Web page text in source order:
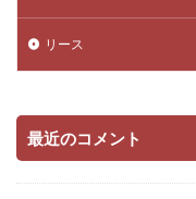
リース
最近のコメント